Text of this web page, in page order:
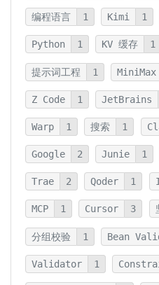
编程语言 1 Kimi 1
Python 1 KV 缓存 1
提示词工程 1 MiniMax
Z Code 1 JetBrains
Warp 1 搜索 1
Google 2 Junie 1
Trae 2 Qoder 1
MCP 1 Cursor 3
分组校验 1 Bean
Validator 1